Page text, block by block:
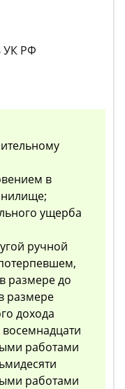
УК РФ
в
ущерба
ручной
размере до
размере
дохода
работами
работами